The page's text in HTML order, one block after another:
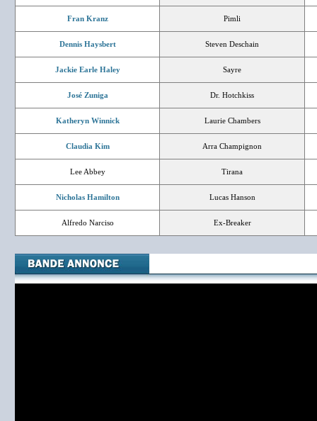
Fran Kranz Pimli
Dennis Haysbert Steven Deschain
Jackie Earle Haley Sayre
José Zuniga Dr. Hotchkiss
Katheryn Winnick Laurie Chambers
Claudia Kim Arra Champignon
Lee Abbey Tirana
Nicholas Hamilton Lucas Hanson
Alfredo Narciso Ex-Breaker